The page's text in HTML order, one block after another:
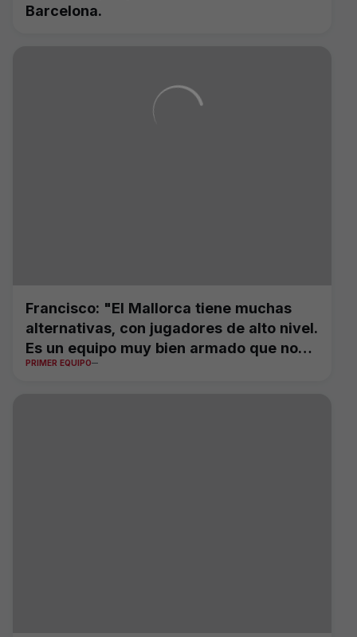
Barcelona.
Francisco: "El Mallorca tiene muchas
alternativas, con jugadores de alto nivel.
Es un equipo muy bien armado que nos
exigirá mucho"
PRIMER EQUIPO